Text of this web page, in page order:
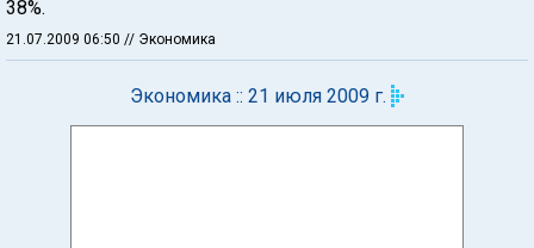
38%.
21.07.2009 06:50 // Экономика
Экономика :: 21 июля 2009 г.